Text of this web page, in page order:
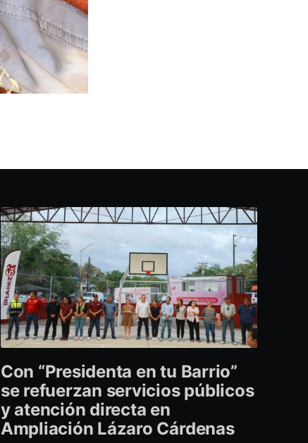
Con “Presidenta en tu Barrio”
se refuerzan servicios públicos
y atención directa en
Ampliación Lázaro Cárdenas